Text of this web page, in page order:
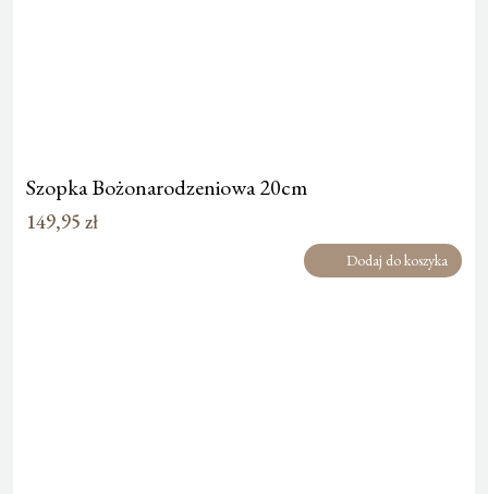
Szopka Bożonarodzeniowa 20cm
149,95 zł
Dodaj do koszyka